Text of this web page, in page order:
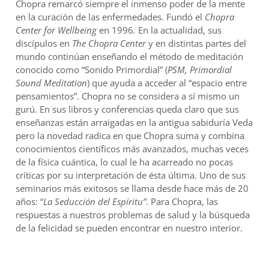
Chopra remarcó siempre el inmenso poder de la mente
en la curación de las enfermedades. Fundó el Chopra
Center for Wellbeing en 1996. En la actualidad, sus
discípulos en The Chopra Centery en distintas partes del
mundo continúan enseñando el método de meditación
conocido como “Sonido Primordial” (PSM, Primordial
Sound Meditation) que ayuda a acceder al “espacio entre
pensamientos”. Chopra no se considera a sí mismo un
gurú. En sus libros y conferencias queda claro que sus
enseñanzas están arraigadas en la antigua sabiduría Veda
pero la novedad radica en que Chopra suma y combina
conocimientos científicos más avanzados, muchas veces
de la física cuántica, lo cual le ha acarreado no pocas
críticas por su interpretación de ésta última. Uno de sus
seminarios más exitosos se llama desde hace más de 20
años: “La Seducción del Espíritu”. Para Chopra, las
respuestas a nuestros problemas de salud y la búsqueda
de la felicidad se pueden encontrar en nuestro interior.